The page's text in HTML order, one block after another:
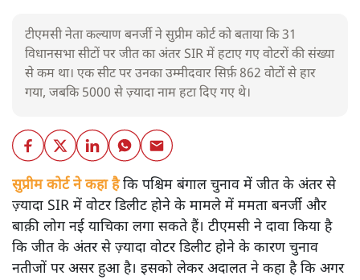
टीएमसी नेता कल्याण बनर्जी ने सुप्रीम कोर्ट को बताया कि 31
विधानसभा सीटों पर जीत का अंतर SIR में हटाए गए वोटरों की संख्या
से कम था। एक सीट पर उनका उम्मीदवार सिर्फ़ 862 वोटों से हार
गया, जबकि 5000 से ज़्यादा नाम हटा दिए गए थे।
सुप्रीम कोर्ट ने कहा हैकि पश्चिम बंगाल चुनाव में जीत के अंतर से
ज़्यादा SIR में वोटर डिलीट होने के मामले में ममता बनर्जी और
बाक़ी लोग नई याचिका लगा सकते हैं। टीएमसी ने दावा किया है
कि जीत के अंतर से ज़्यादा वोटर डिलीट होने के कारण चुनाव
नतीजों पर असर हुआ है। इसको लेकर अदालत ने कहा है कि अगर